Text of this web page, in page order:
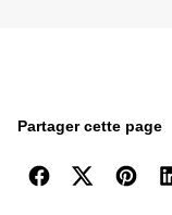
Partager cette page